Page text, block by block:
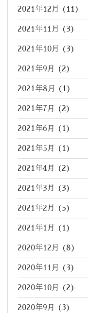
2021年12月 (11)
2021年11月 (3)
2021年10月 (3)
2021年9月 (2)
2021年8月 (1)
2021年7月 (2)
2021年6月 (1)
2021年5月 (1)
2021年4月 (2)
2021年3月 (3)
2021年2月 (5)
2021年1月 (1)
2020年12月 (8)
2020年11月 (3)
2020年10月 (2)
2020年9月 (3)